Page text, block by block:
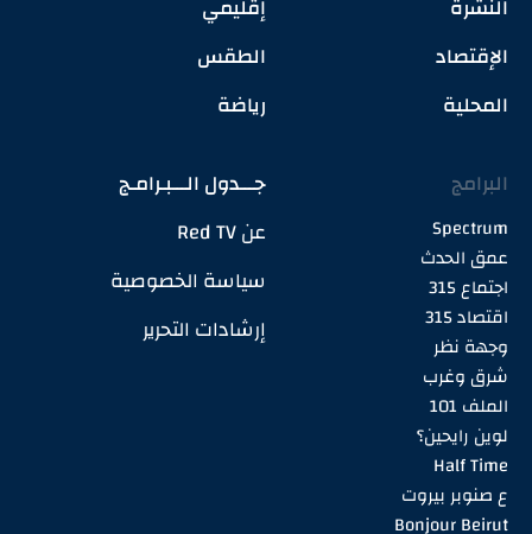
الإقتصاد
المحلية
الطقس
رياضة
البرامج
Spectrum
عمق الحدث
اجتماع 315
اقتصاد 315
وجهة نظر
شرق وغرب
الملف 101
لوين رايحين؟
Half Time
ع صنوبر بيروت
Bonjour Beirut
جـــدول الـــبـرامـج
عن Red TV
سياسة الخصوصية
إرشادات التحرير